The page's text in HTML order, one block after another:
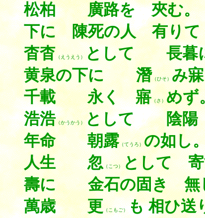
松柏 廣路を 夾む。
下に 陳死の人 有りて
杳杳（えうえう）として 長暮
黄泉の下に 潛（ひそ）み寐
千載 永く 寤（さ）めず
浩浩（かうかう）として 陰陽
年命 朝露（てうろ）の如し
人生 忽（こつ）として 寄
壽に 金石の固き 無
萬歳 更（こもご）も 相ひ送